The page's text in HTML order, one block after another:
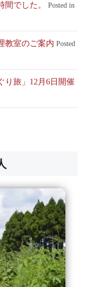
間でした。
Posted in
教室のご案内 Posted
り旅」12月6日開催